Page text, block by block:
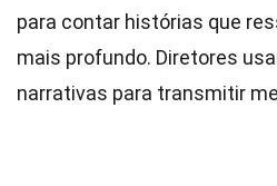
para contar histórias que
mais profundo. Diretores
narrativas para transmitir